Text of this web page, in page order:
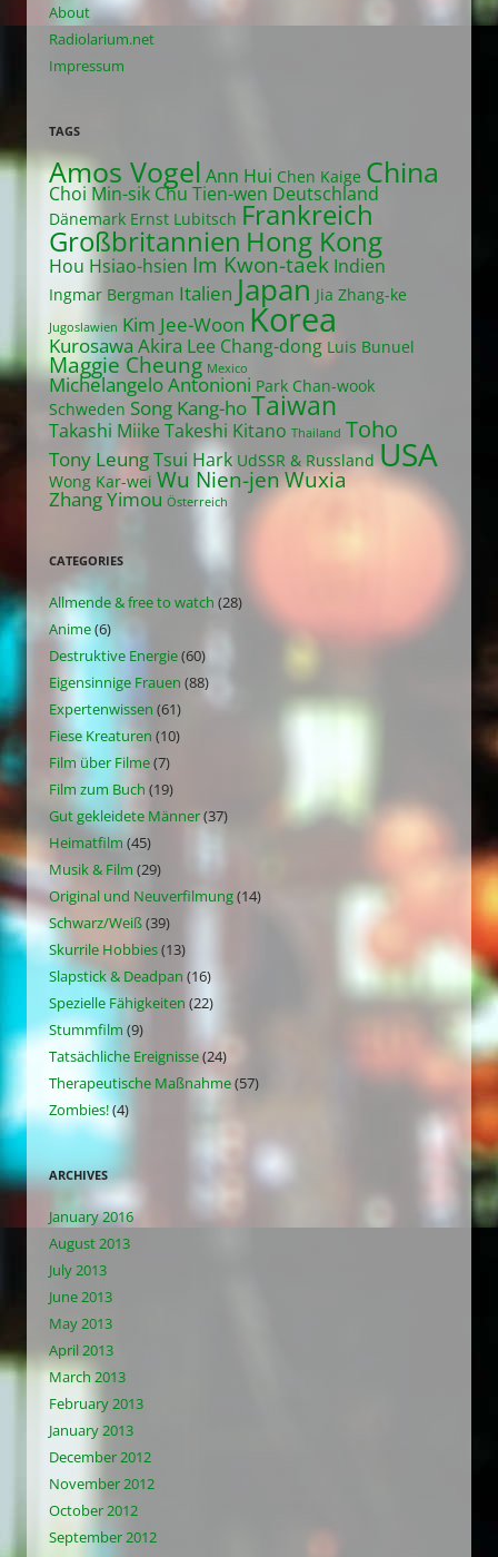
About
Radiolarium.net
Impressum
TAGS
Amos Vogel Ann Hui Chen Kaige China
Choi Min-sik Chu Tien-wen Deutschland
Dänemark Ernst Lubitsch Frankreich
Großbritannien Hong Kong
Hou Hsiao-hsien Im Kwon-taek Indien
Ingmar Bergman Italien Japan Jia Zhang-ke
Jugoslawien Kim Jee-Woon Korea
Kurosawa Akira Lee Chang-dong Luis Bunuel
Maggie Cheung Mexico
Michelangelo Antonioni Park Chan-wook
Schweden Song Kang-hoTaiwan
Takashi Miike Takeshi Kitano Thailand Toho
Tony LeungTsui Hark UdSSR & Russland USA
Wong Kar-wei Wu Nien-jenWuxia
Zhang Yimou Österreich
CATEGORIES
Allmende & free to watch (28)
Anime(6)
Destruktive Energie(60)
Eigensinnige Frauen (88)
Expertenwissen (61)
Fiese Kreaturen (10)
Film über Filme(7)
Film zum Buch (19)
Gut gekleidete Männer(37)
Heimatfilm (45)
Musik & Film (29)
Original und Neuverfilmung(14)
Schwarz/Weiß(39)
Skurrile Hobbies(13)
Slapstick & Deadpan (16)
Spezielle Fähigkeiten (22)
Stummfilm (9)
Tatsächliche Ereignisse(24)
Therapeutische Maßnahme(57)
Zombies!(4)
ARCHIVES
January 2016
August 2013
July 2013
June 2013
May 2013
April 2013
March 2013
February 2013
January 2013
December 2012
November 2012
October 2012
September 2012